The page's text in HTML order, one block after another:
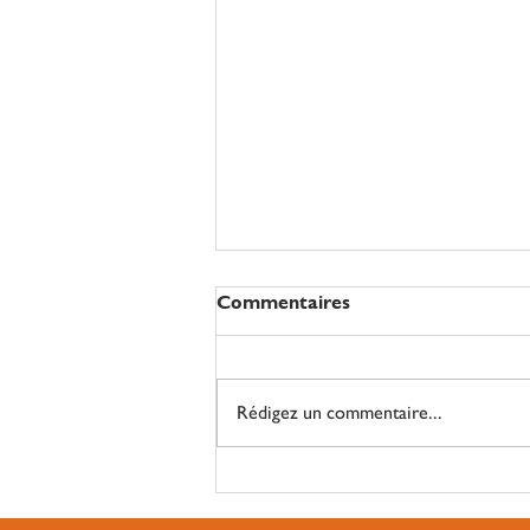
Des paniers de légumes bio
à Enghien
Commentaires
Rédigez un commentaire...